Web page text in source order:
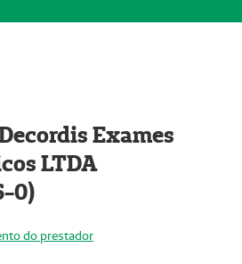
Exames
LTDA
0)
do prestador